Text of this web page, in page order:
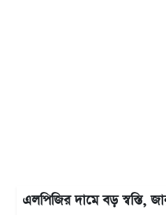
এলপিজির দামে বড় স্বস্তি,